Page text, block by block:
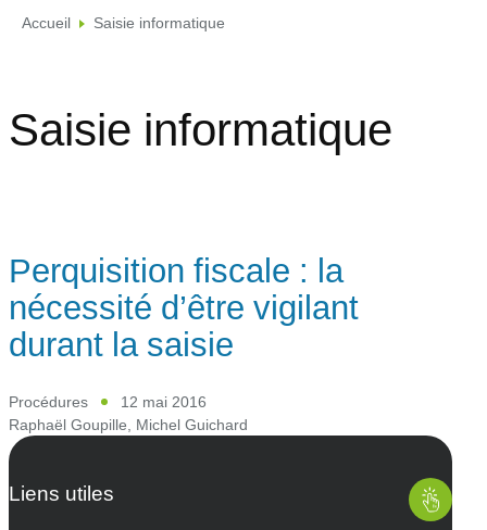
Accueil Saisie informatique
Saisie informatique
Perquisition fiscale : la
nécessité d’être vigilant
durant la saisie
Procédures
12 mai 2016
Raphaël Goupille, Michel Guichard
Liens utiles